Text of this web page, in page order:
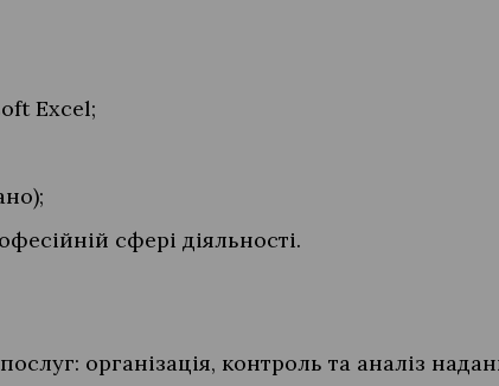
Excel;
сфері діяльності.
організація, контроль та аналіз